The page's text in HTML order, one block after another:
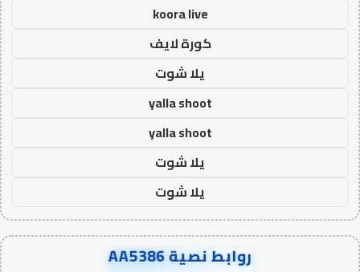
koora live
كورة لايف
يلا شوت
yalla shoot
yalla shoot
يلا شوت
يلا شوت
روابط نصية AA5386